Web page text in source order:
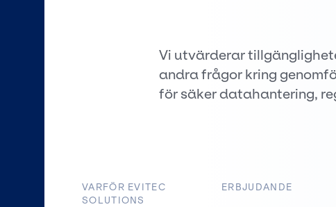
Vi utvärderar
andra frågor kring
för säker datahantering,
VARFÖR EVITEC
SOLUTIONS
ERBJUDANDE